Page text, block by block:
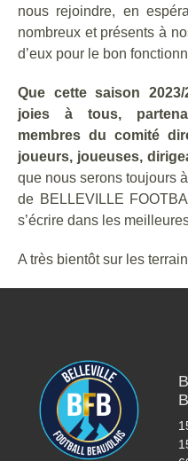
nous rejoindre, en
nombreux et présents à
d’eux pour le bon
Que cette saison
joies à tous,
membres du comité
joueurs, joueuses,
que nous serons toujours
de BELLEVILLE
s’écrire dans les
A très bientôt sur les